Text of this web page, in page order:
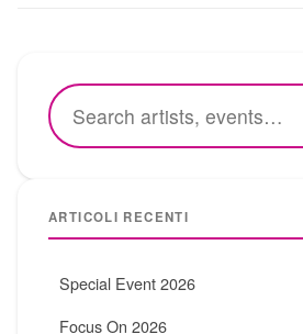
ARTICOLI RECENTI
Special Event 2026
Focus On 2026